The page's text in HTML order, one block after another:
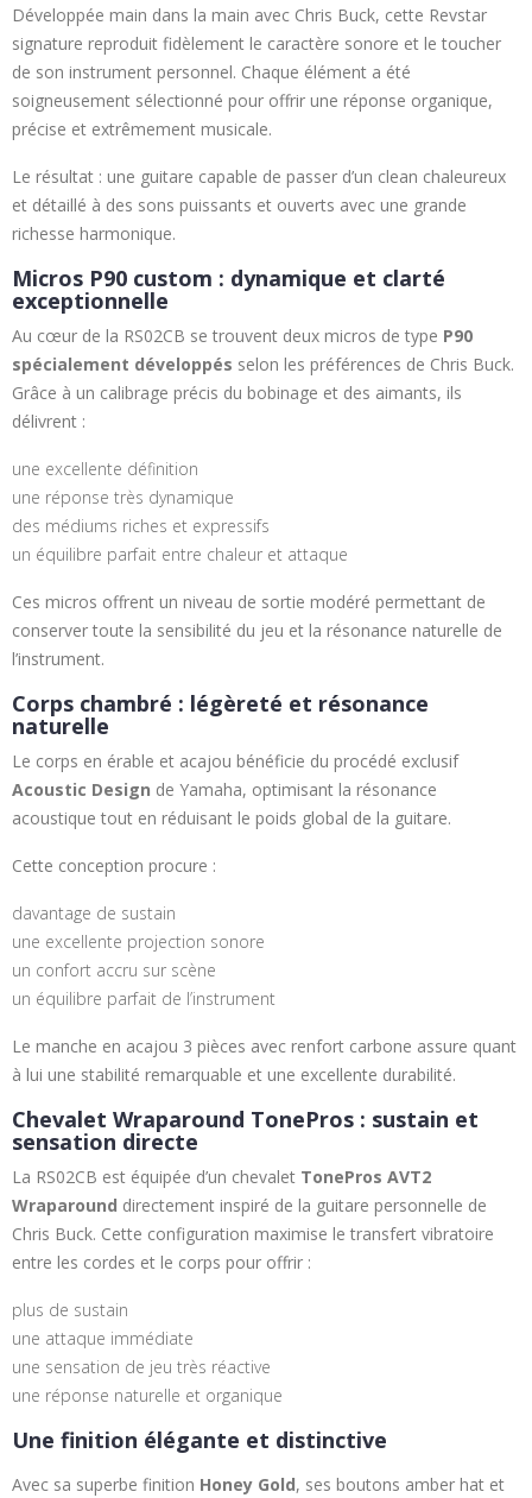
Développée main dans la main avec Chris Buck, cette Revstar
signature reproduit fidèlement le caractère sonore et le toucher
de son instrument personnel. Chaque élément a été
soigneusement sélectionné pour offrir une réponse organique,
précise et extrêmement musicale.
Le résultat : une guitare capable de passer d’un clean chaleureux
et détaillé à des sons puissants et ouverts avec une grande
richesse harmonique.
Micros P90 custom : dynamique et clarté
exceptionnelle
Au cœur de la RS02CB se trouvent deux micros de type P90
spécialement développés selon les préférences de Chris Buck.
Grâce à un calibrage précis du bobinage et des aimants, ils
délivrent :
une excellente définition
une réponse très dynamique
des médiums riches et expressifs
un équilibre parfait entre chaleur et attaque
Ces micros offrent un niveau de sortie modéré permettant de
conserver toute la sensibilité du jeu et la résonance naturelle de
l’instrument.
Corps chambré : légèreté et résonance
naturelle
Le corps en érable et acajou bénéficie du procédé exclusif
Acoustic Design de Yamaha, optimisant la résonance
acoustique tout en réduisant le poids global de la guitare.
Cette conception procure :
davantage de sustain
une excellente projection sonore
un confort accru sur scène
un équilibre parfait de l’instrument
Le manche en acajou 3 pièces avec renfort carbone assure quant
à lui une stabilité remarquable et une excellente durabilité.
Chevalet Wraparound TonePros : sustain et
sensation directe
La RS02CB est équipée d’un chevalet TonePros AVT2
Wraparound directement inspiré de la guitare personnelle de
Chris Buck. Cette configuration maximise le transfert vibratoire
entre les cordes et le corps pour offrir :
plus de sustain
une attaque immédiate
une sensation de jeu très réactive
une réponse naturelle et organique
Une finition élégante et distinctive
Avec sa superbe finition Honey Gold, ses boutons amber hat et